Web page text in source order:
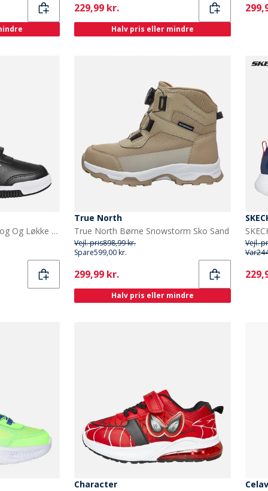
Current
229,99 kr.
Halv pris eller mindre
adidas Børne Tensaur Krog Og Løkke Velcro Træningssko Core Black/Cloud White/Core Black
True North
True North Børne Snowstorm Sko Sand
Vejl. pris898,99 kr.
Spare599,00 kr.
Current
299,99 kr.
Halv pris eller mindre
Vejl.
Var
Character